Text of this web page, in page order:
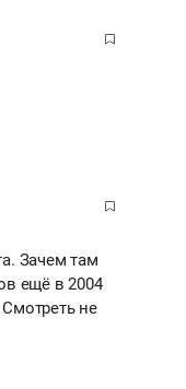
Зачем там
ещё в 2004
не